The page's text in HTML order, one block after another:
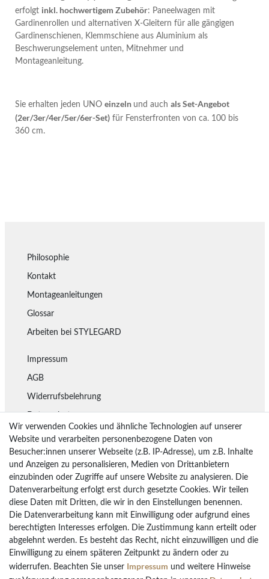
erfolgt inkl. hochwertigem Zubehör: Paneelwagen mit
Gardinenrollen und alternativen X-Gleitern für alle gängigen
Gardinenschienen, Klemmschiene aus Aluminium als
Beschwerungselement unten, Mitnehmer und
Montageanleitung.
Sie erhalten jeden UNO einzeln und auch als Set-Angebot
(2er/3er/4er/5er/6er-Set) für Fensterfronten von ca. 100 bis
360 cm.
Philosophie
Kontakt
Montageanleitungen
Glossar
Arbeiten bei STYLEGARD
Impressum
AGB
Widerrufsbelehrung
Datenschutz
Lieferung
Rückgaberecht
Vertrag widerrufen
Bezahlarten
PayPal
Vorkasse Überweisung
Kreditkarten
Wir verwenden Cookies und ähnliche Technologien auf unserer
Website und verarbeiten personenbezogene Daten von
Besucher:innen unserer Webseite (z.B. IP-Adresse), um z.B. Inhalte
und Anzeigen zu personalisieren, Medien von Drittanbietern
einzubinden oder Zugriffe auf unsere Website zu analysieren. Die
Datenverarbeitung erfolgt erst durch gesetzte Cookies. Wir teilen
diese Daten mit Dritten, die wir in den Einstellungen benennen.
Die Datenverarbeitung kann mit Einwilligung oder aufgrund eines
berechtigten Interesses erfolgen. Die Zustimmung kann erteilt oder
abgelehnt werden. Es besteht das Recht, nicht einzuwilligen und die
Einwilligung zu einem späteren Zeitpunkt zu ändern oder zu
widerrufen. Beachten Sie unser Impressum und weitere Hinweise